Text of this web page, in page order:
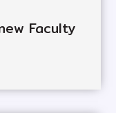
Faculty